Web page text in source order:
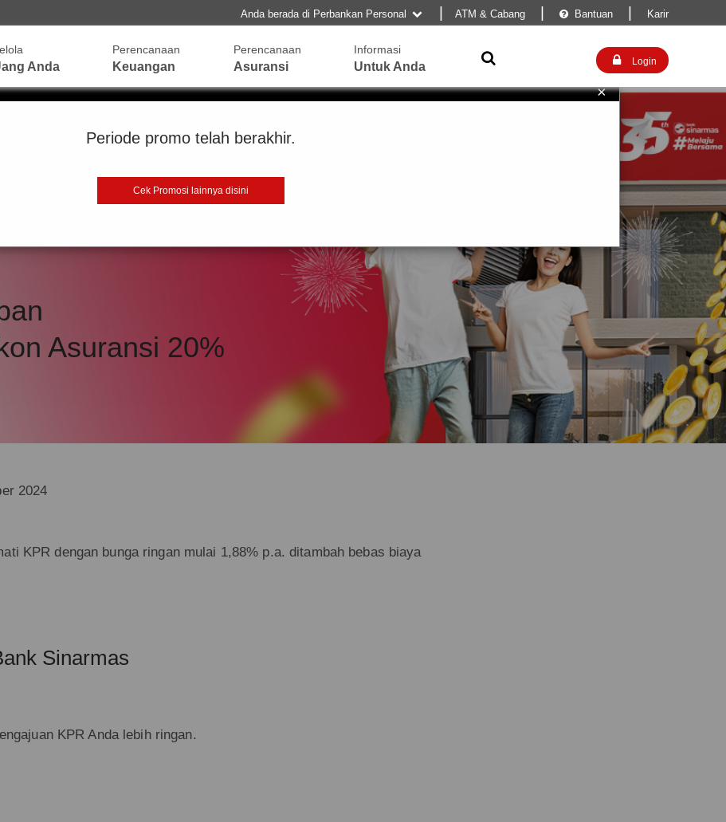
Anda berada di Perbankan Personal  |ATM & Cabang  Bantuan Karir
Anda
Perencanaan
Keuangan
Perencanaan
Asuransi
Informasi
Untuk Anda
  Login
Asuransi 20%
2024
KPR dengan bunga ringan mulai 1,88% p.a. ditambah bebas biaya
Sinarmas
KPR Anda lebih ringan.
×
Periode promo telah berakhir.
Cek Promosi lainnya disini